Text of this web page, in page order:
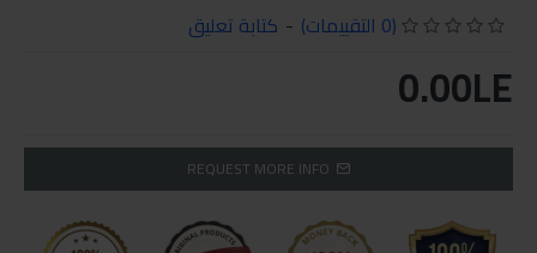
(0 التقييمات) - كتابة تعليق
0.00LE
REQUEST MORE INFO